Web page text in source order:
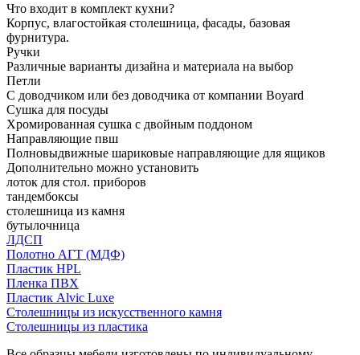
Что входит в комплект кухни?
Корпус, влагостойкая столешница, фасады, базовая
фурнитура.
Ручки
Различные варианты дизайна и материала на выбор
Петли
С доводчиком или без доводчика от компании Boyard
Сушка для посуды
Хромированная сушка с двойным поддоном
Направляющие пвш
Полновыдвижные шариковые направляющие для ящиков
Дополнительно можно установить
лоток для стол. приборов
тандембоксы
столешница из камня
бутылочница
ЛДСП
Полотно АГТ (МДФ)
Пластик HPL
Пленка ПВХ
Пластик Alvic Luxe
Столешницы из искусственного камня
Столешницы из пластика